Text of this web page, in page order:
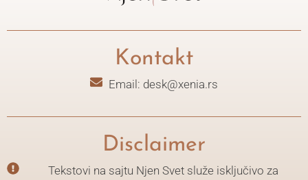
Kontakt
Email: desk@xenia.rs
Disclaimer
Tekstovi na sajtu Njen Svet služe isključivo za